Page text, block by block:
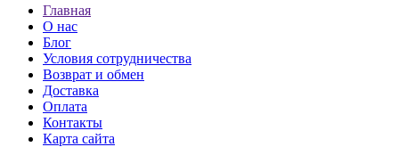
Главная
О нас
Блог
Условия сотрудничества
Возврат и обмен
Доставка
Оплата
Контакты
Карта сайта